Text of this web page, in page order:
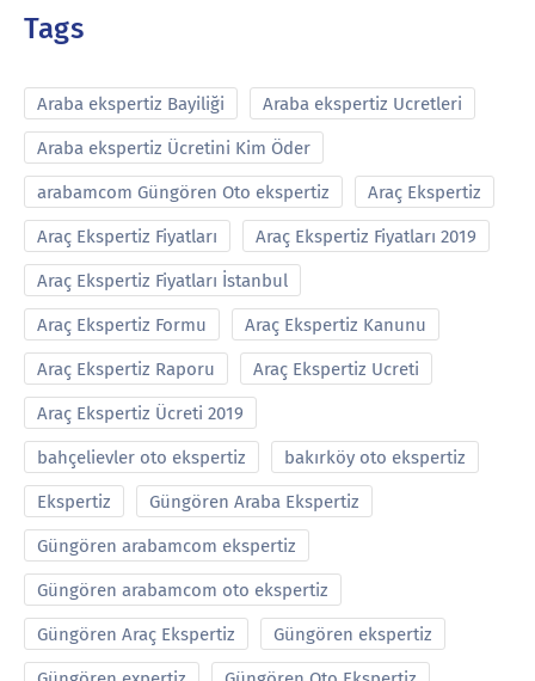
Tags
Araba ekspertiz Bayiliği Araba ekspertiz Ucretleri
Araba ekspertiz Ücretini Kim Öder
arabamcom Güngören Oto ekspertiz Araç Ekspertiz
Araç Ekspertiz Fiyatları Araç Ekspertiz Fiyatları 2019
Araç Ekspertiz Fiyatları İstanbul
Araç Ekspertiz Formu Araç Ekspertiz Kanunu
Araç Ekspertiz Raporu Araç Ekspertiz Ucreti
Araç Ekspertiz Ücreti 2019
bahçelievler oto ekspertiz bakırköy oto ekspertiz
Ekspertiz Güngören Araba Ekspertiz
Güngören arabamcom ekspertiz
Güngören arabamcom oto ekspertiz
Güngören Araç Ekspertiz Güngören ekspertiz